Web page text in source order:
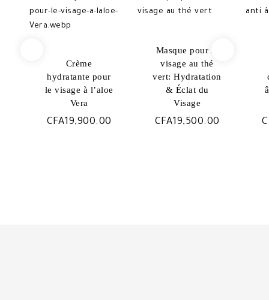
Crème
hydratante pour
le visage à l’aloe
Vera
CFA19,900.00
Masque pour le
visage au thé
vert: Hydratation
& Éclat du
Visage
CFA19,500.00